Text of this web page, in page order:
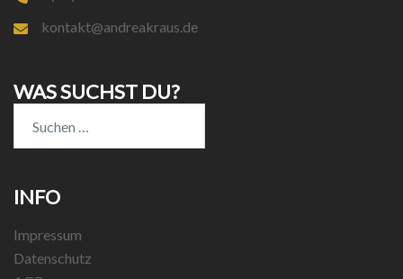
kontakt@andreakraus.de
WAS SUCHST DU?
nach:
INFO
Impressum
Datenschutz